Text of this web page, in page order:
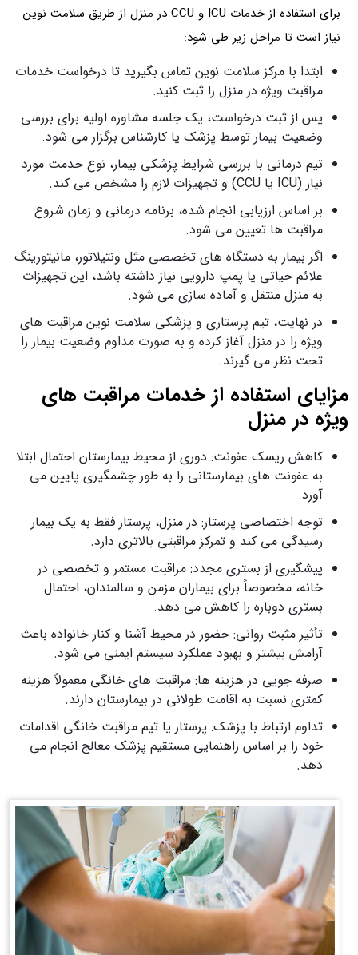
برای استفاده از خدمات ICU و CCU در منزل از طریق سلامت نوین
نیاز است تا مراحل زیر طی شود:
ابتدا با مرکز سلامت نوین تماس بگیرید تا درخواست خدمات
مراقبت ویژه در منزل را ثبت کنید.
پس از ثبت درخواست، یک جلسه مشاوره اولیه برای بررسی
وضعیت بیمار توسط پزشک یا کارشناس برگزار می‌ شود.
تیم درمانی با بررسی شرایط پزشکی بیمار، نوع خدمت مورد
نیاز (ICU یا CCU) و تجهیزات لازم را مشخص می‌ کند.
بر اساس ارزیابی انجام‌ شده، برنامه درمانی و زمان شروع
مراقبت‌ ها تعیین می‌ شود.
اگر بیمار به دستگاه‌ های تخصصی مثل ونتیلاتور، مانیتورینگ
علائم حیاتی یا پمپ دارویی نیاز داشته باشد، این تجهیزات
به منزل منتقل و آماده‌ سازی می‌ شود.
در نهایت، تیم پرستاری و پزشکی سلامت نوین مراقبت‌ های
ویژه را در منزل آغاز کرده و به‌ صورت مداوم وضعیت بیمار را
تحت نظر می‌ گیرند.
مزایای استفاده از خدمات مراقبت‌ های
وی‍ژه در منزل
کاهش ریسک عفونت: دوری از محیط بیمارستان احتمال ابتلا
به عفونت‌ های بیمارستانی را به‌ طور چشمگیری پایین می‌
آورد.
توجه اختصاصی پرستار: در منزل، پرستار فقط به یک بیمار
رسیدگی می‌ کند و تمرکز مراقبتی بالاتری دارد.
پیشگیری از بستری مجدد: مراقبت مستمر و تخصصی در
خانه، مخصوصاً برای بیماران مزمن و سالمندان، احتمال
بستری دوباره را کاهش می‌ دهد.
تأثیر مثبت روانی: حضور در محیط آشنا و کنار خانواده باعث
آرامش بیشتر و بهبود عملکرد سیستم ایمنی می‌ شود.
صرفه‌ جویی در هزینه‌ ها: مراقبت‌ های خانگی معمولاً هزینه
کمتری نسبت به اقامت طولانی در بیمارستان دارند.
تداوم ارتباط با پزشک: پرستار یا تیم مراقبت خانگی اقدامات
خود را بر اساس راهنمایی مستقیم پزشک معالج انجام می‌
دهد.